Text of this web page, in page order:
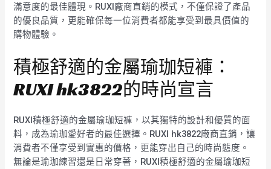
滿意度的最佳體現。RUXI廠商直銷的模式，不僅保證了產品
的優良品質，更能確保每一位消費者都能享受到最具價值的
購物體驗。
積極舒適的金屬瑜珈短褲：
RUXI hk3822的時尚宣言
RUXI積極舒適的金屬瑜珈短褲，以其獨特的設計和優質的面
料，成為瑜珈愛好者的最佳選擇。RUXI hk3822廠商直銷，讓
消費者不僅享受到實惠的價格，更能穿出自己的時尚態度。
無論是瑜珈練習還是日常穿著，RUXI積極舒適的金屬瑜珈短